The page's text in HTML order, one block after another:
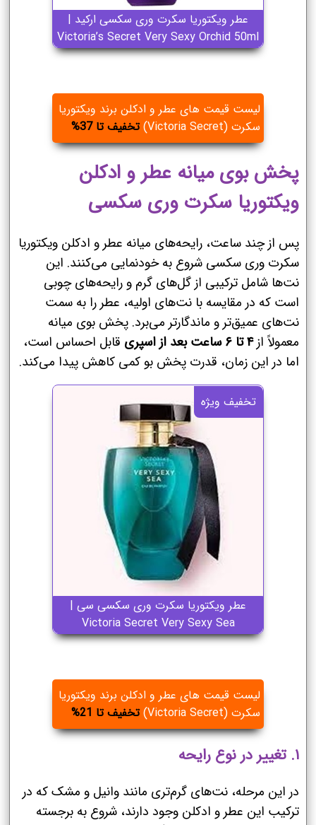
عطر ویکتوریا سکرت وری سکسی ارکید |
Victoria’s Secret Very Sexy Orchid 50ml
لیست قیمت های عطر و ادکلن برند ویکتوریا
سکرت (Victoria Secret)
تخفیف تا 37%
پخش بوی میانه عطر و ادکلن
ویکتوریا سکرت وری سکسی
پس از چند ساعت، رایحه‌های میانه عطر و ادکلن ویکتوریا
سکرت وری سکسی شروع به خودنمایی می‌کنند. این
نت‌ها شامل ترکیبی از گل‌های گرم و رایحه‌های چوبی
است که در مقایسه با نت‌های اولیه، عطر را به سمت
نت‌های عمیق‌تر و ماندگارتر می‌برد. پخش بوی میانه
معمولاً از۴ تا ۶ ساعت بعد از اسپری
قابل احساس است،
اما در این زمان، قدرت پخش بو کمی کاهش پیدا می‌کند.
تخفیف ویژه
عطر ویکتوریا سکرت وری سکسی سی |
Victoria Secret Very Sexy Sea
لیست قیمت های عطر و ادکلن برند ویکتوریا
سکرت (Victoria Secret)
تخفیف تا 21%
۱. تغییر در نوع رایحه
در این مرحله، نت‌های گرم‌تری مانند وانیل و مشک که در
ترکیب این عطر و ادکلن وجود دارند، شروع به برجسته